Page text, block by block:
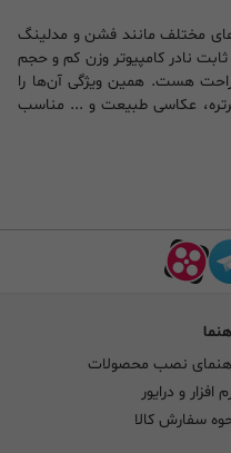
مختلف مانند فشن و مدلینگ
نادر کامپیوتر وزن کم و حجم
راحت هست. همین ویژگی آن‌ها را
عکاسی طبیعت و ... مناسب
نصب محصولات
افزار و درایور
سفارش کالا